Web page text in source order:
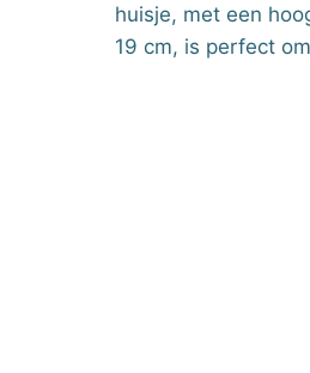
huisje, met een
19 cm, is perfect